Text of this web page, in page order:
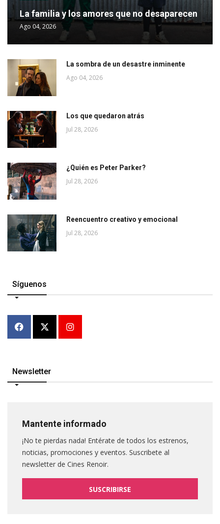
La familia y los amores que no desaparecen
Ago 04, 2026
La sombra de un desastre inminente
Ago 04, 2026
Los que quedaron atrás
Jul 28, 2026
¿Quién es Peter Parker?
Jul 28, 2026
Reencuentro creativo y emocional
Jul 28, 2026
Síguenos
Newsletter
Mantente informado
¡No te pierdas nada! Entérate de todos los estrenos,
noticias, promociones y eventos. Suscribete al
newsletter de Cines Renoir.
SUSCRIBIRSE